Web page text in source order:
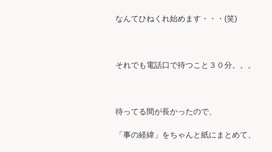
なんてひねくれ始めます・・・(笑)
それでも電話口で待つこと３０分。。。
待ってる間が長かったので、
「事の経緯」をちゃんと紙にまとめて、